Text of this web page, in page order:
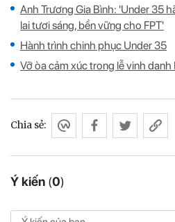
Anh Trương Gia Bình: 'Under 35
lai tươi sáng, bền vững cho FPT'
Hành trình chinh phục Under 35
Vỡ òa cảm xúc trong lễ vinh danh
Ý kiến (0)
Chia sẻ: